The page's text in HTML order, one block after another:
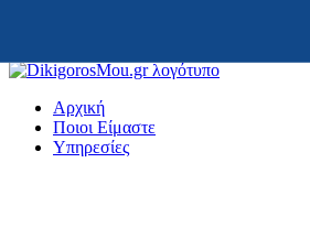
Μετάβαση
περιεχόμενο
Αρχική
Ποιοι Είμαστε
Υπηρεσίες